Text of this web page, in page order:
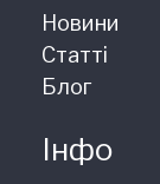
Новини
Статті
Блог
Інфо